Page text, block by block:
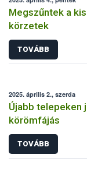
Megszűntek a
körzetek
TOVÁBB
2025. április 2., szerda
Újabb telepeken
körömfájás
TOVÁBB